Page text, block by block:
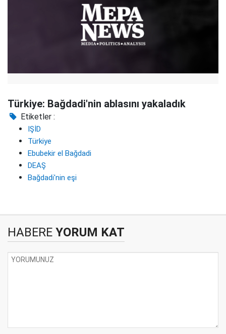
Türkiye: Bağdadi'nin ablasını yakaladık
Etiketler :
IŞİD
Türkiye
Ebubekir el Bağdadi
DEAŞ
Bağdadi'nin eşi
HABERE YORUM KAT